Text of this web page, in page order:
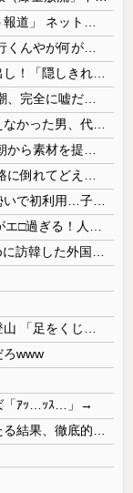
ろwww
「ｱｯ…ｯｽ…」→